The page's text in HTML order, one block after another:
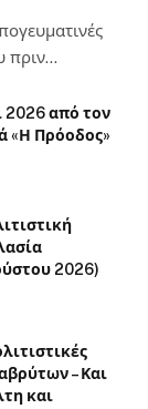
πριν…
2026 από τον
«Η Πρόοδος»
2026)
– Και
και